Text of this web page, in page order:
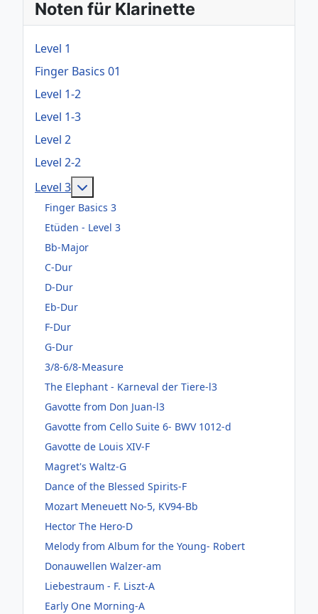
Noten für Klarinette
Level 1
Finger Basics 01
Level 1-2
Level 1-3
Level 2
Level 2-2
Level 3
Finger Basics 3
Etüden - Level 3
Bb-Major
C-Dur
D-Dur
Eb-Dur
F-Dur
G-Dur
3/8-6/8-Measure
The Elephant - Karneval der Tiere-l3
Gavotte from Don Juan-l3
Gavotte from Cello Suite 6- BWV 1012-d
Gavotte de Louis XIV-F
Magret's Waltz-G
Dance of the Blessed Spirits-F
Mozart Meneuett No-5, KV94-Bb
Hector The Hero-D
Melody from Album for the Young- Robert
Donauwellen Walzer-am
Liebestraum - F. Liszt-A
Early One Morning-A